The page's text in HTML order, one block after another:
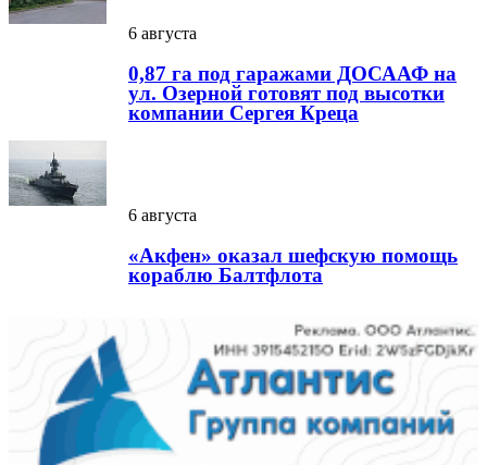
6 августа
0,87 га под гаражами ДОСААФ на
ул. Озерной готовят под высотки
компании Сергея Креца
6 августа
«Акфен» оказал шефскую помощь
кораблю Балтфлота